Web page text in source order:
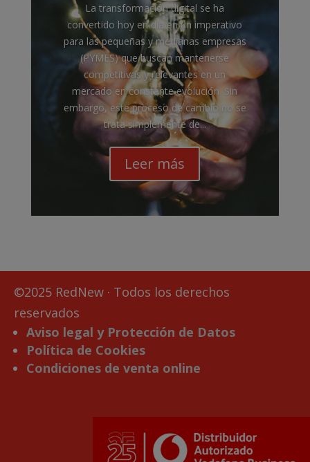
La transformación digital se ha
convertido hoy en día en un imperativo
para las pequeñas y medianas empresas
(PYMES) que buscan mantenerse
competitivas y relevantes en un
mercado en constante evolución. Sin
embargo, este proceso de cambio no se
trata simplemente de...
Leer más
©2025 RedNew · Todos los derechos
reservados
Aviso legal y Protección de Datos
Política de Cookies
Condiciones de venta online